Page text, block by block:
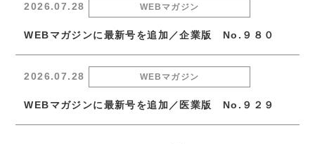
2026.07.28 WEBマガジン
WEBマガジンに最新号を追加／企業版 No.９８０
2026.07.28 WEBマガジン
WEBマガジンに最新号を追加／医業版 No.９２９